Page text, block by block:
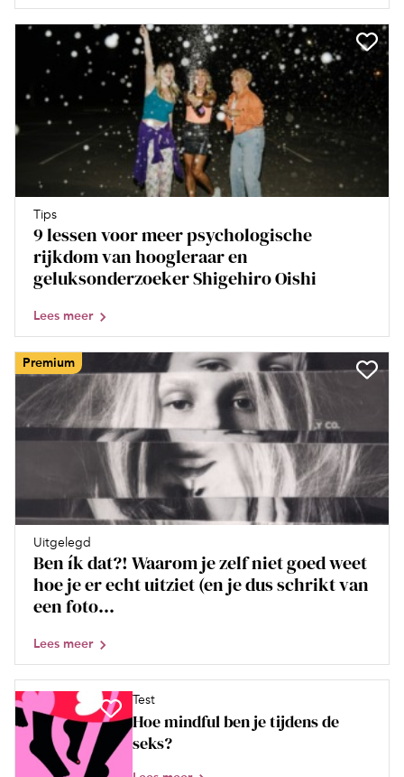
Tips
9 lessen voor meer psychologische
rijkdom van hoogleraar en
geluksonderzoeker Shigehiro Oishi
Lees meer
Premium
Uitgelegd
Ben ík dat?! Waarom je zelf niet goed weet
hoe je er echt uitziet (en je dus schrikt van
een foto...
Lees meer
Test
Hoe mindful ben je tijdens de
seks?